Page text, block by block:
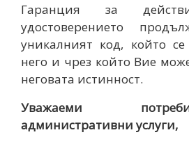
Гаранция за
удостоверението
уникалният код, който
него и чрез който Вие
неговата истинност.
Уважаеми
административни услуги,